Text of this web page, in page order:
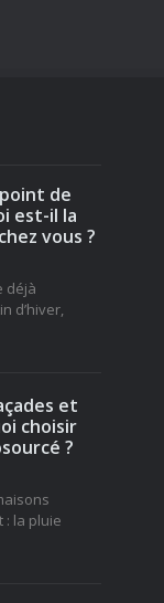
de
est-il la
vous ?
déjà
d’hiver,
et
choisir
?
: la pluie